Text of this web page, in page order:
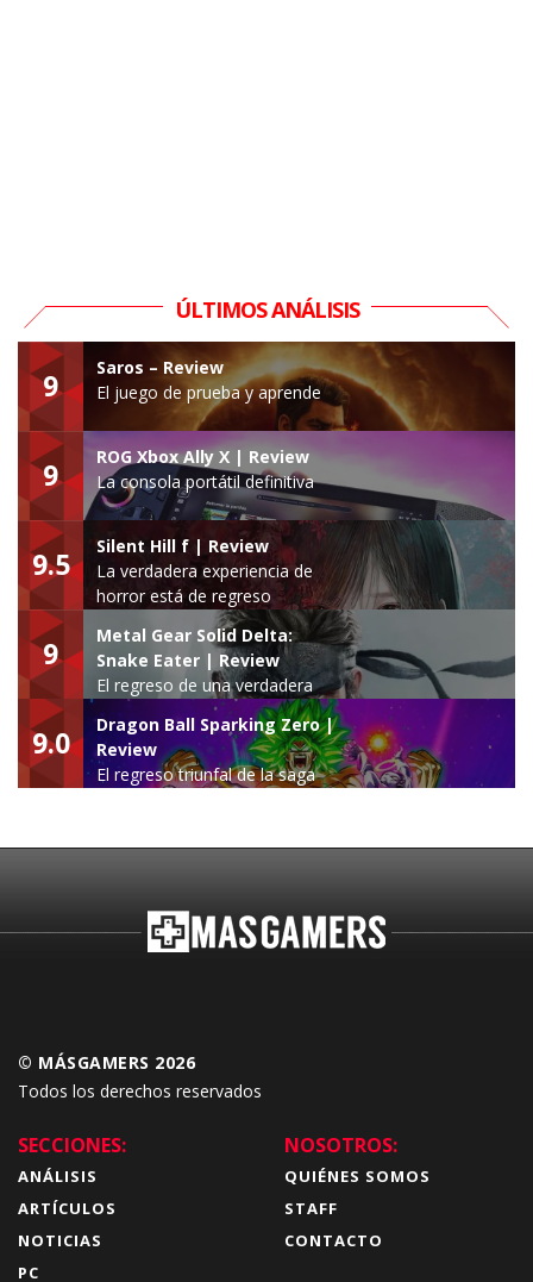
ÚLTIMOS ANÁLISIS
9
Saros – Review
El juego de prueba y aprende
9
ROG Xbox Ally X | Review
La consola portátil definitiva
9.5
Silent Hill f | Review
La verdadera experiencia de
horror está de regreso
9
Metal Gear Solid Delta:
Snake Eater | Review
El regreso de una verdadera
leyenda
9.0
Dragon Ball Sparking Zero |
Review
El regreso triunfal de la saga
© MÁSGAMERS 2026
Todos los derechos reservados
SECCIONES:
ANÁLISIS
ARTÍCULOS
NOTICIAS
PC
NOSOTROS:
QUIÉNES SOMOS
STAFF
CONTACTO